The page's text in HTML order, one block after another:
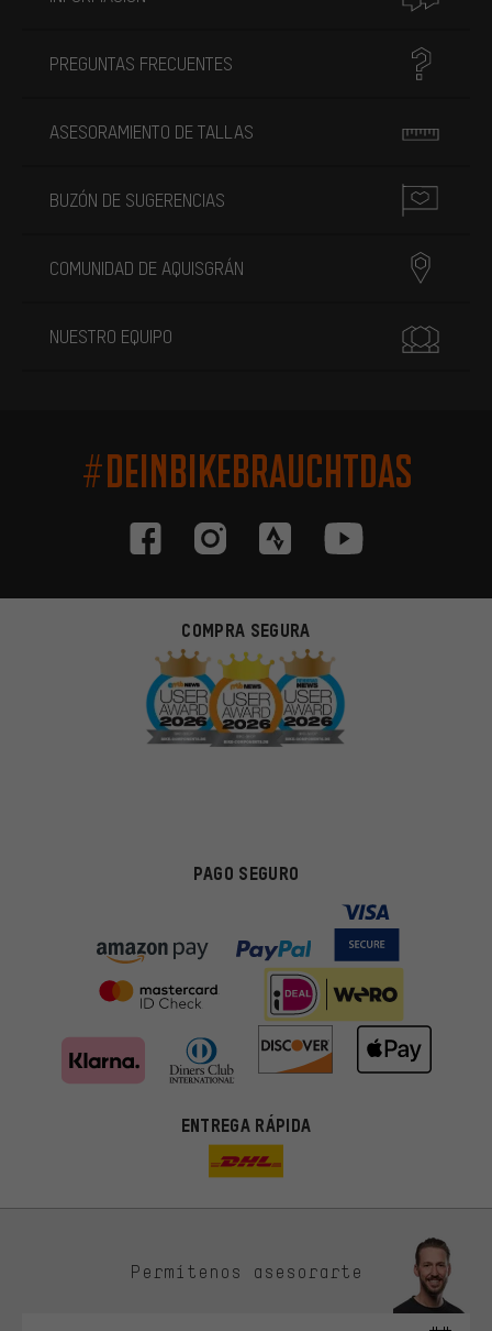
PREGUNTAS FRECUENTES
ASESORAMIENTO DE TALLAS
BUZÓN DE SUGERENCIAS
COMUNIDAD DE AQUISGRÁN
NUESTRO EQUIPO
#DEINBIKEBRAUCHTDAS
COMPRA SEGURA
PAGO SEGURO
ENTREGA RÁPIDA
Permítenos asesorarte